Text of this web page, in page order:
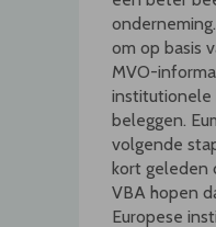
om op basis
MVO-
institutionele
beleggen.
volgende
kort geleden
VBA hopen
Europese